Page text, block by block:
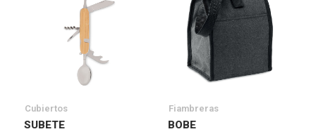
Cubiertos
SUBETE
Fiambreras
BOBE